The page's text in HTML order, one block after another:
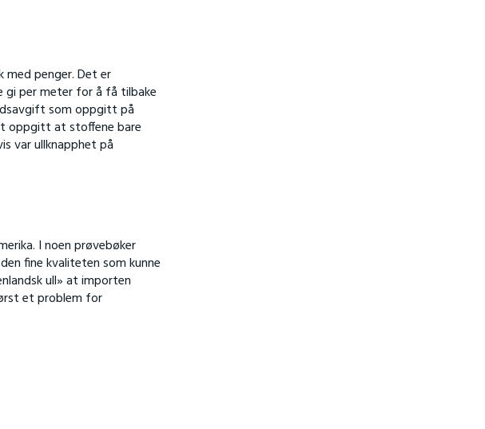
med penger. Det er
gi per meter for å få tilbake
som oppgitt på
oppgitt at stoffene bare
var ullknapphet på
I noen prøvebøker
fine kvaliteten som kunne
ull» at importen
et problem for